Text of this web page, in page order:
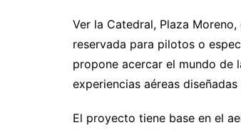
Ver la Catedral, Plaza
reservada para pilotos o
propone acercar el mundo de
experiencias aéreas
El proyecto tiene base en el